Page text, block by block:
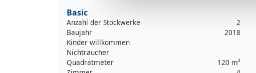
Basic
Anzahl der Stockwerke
2
Baujahr
2018
Kinder willkommen
Nichtraucher
Quadratmeter
120 m²